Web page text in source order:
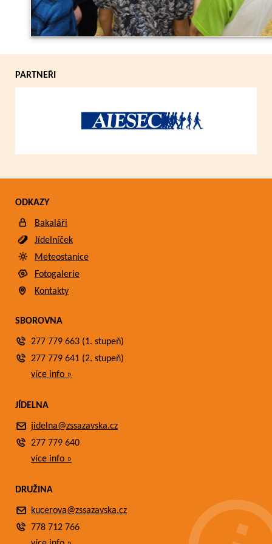
PARTNEŘI
ODKAZY
Bakaláři
Jídelníček
Meteostanice
Fotogalerie
Kontakty
SBOROVNA
277 779 663 (1. stupeň)
277 779 641 (2. stupeň)
více info »
JÍDELNA
jidelna@zssazavska.cz
277 779 640
více info »
DRUŽINA
kucerova@zssazavska.cz
778 712 766